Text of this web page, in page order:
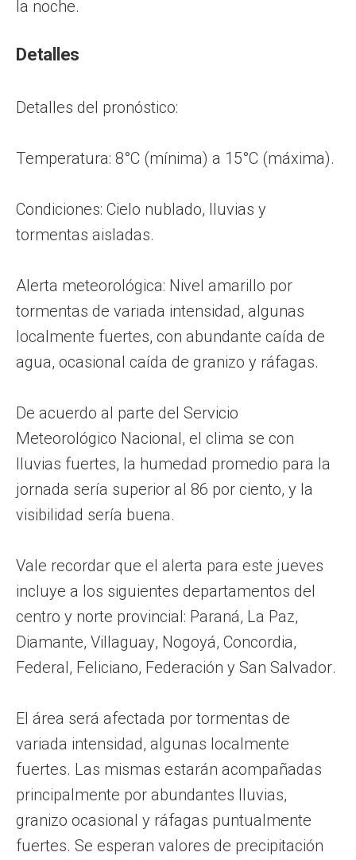
la noche.
Detalles
Detalles del pronóstico:
Temperatura: 8°C (mínima) a 15°C (máxima).
Condiciones: Cielo nublado, lluvias y
tormentas aisladas.
Alerta meteorológica: Nivel amarillo por
tormentas de variada intensidad, algunas
localmente fuertes, con abundante caída de
agua, ocasional caída de granizo y ráfagas.
De acuerdo al parte del Servicio
Meteorológico Nacional, el clima se con
lluvias fuertes, la humedad promedio para la
jornada sería superior al 86 por ciento, y la
visibilidad sería buena.
Vale recordar que el alerta para este jueves
incluye a los siguientes departamentos del
centro y norte provincial: Paraná, La Paz,
Diamante, Villaguay, Nogoyá, Concordia,
Federal, Feliciano, Federación y San Salvador.
El área será afectada por tormentas de
variada intensidad, algunas localmente
fuertes. Las mismas estarán acompañadas
principalmente por abundantes lluvias,
granizo ocasional y ráfagas puntualmente
fuertes. Se esperan valores de precipitación